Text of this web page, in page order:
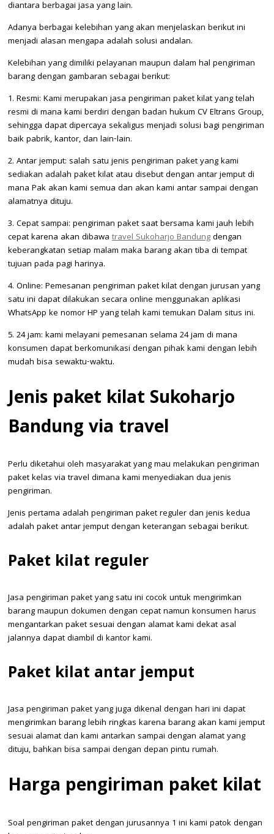
diantara berbagai jasa yang lain.
Adanya berbagai kelebihan yang akan menjelaskan berikut ini
menjadi alasan mengapa adalah solusi andalan.
Kelebihan yang dimiliki pelayanan maupun dalam hal pengiriman
barang dengan gambaran sebagai berikut:
1. Resmi: Kami merupakan jasa pengiriman paket kilat yang telah
resmi di mana kami berdiri dengan badan hukum CV Eltrans Group,
sehingga dapat dipercaya sekaligus menjadi solusi bagi pengiriman
baik pabrik, kantor, dan lain-lain.
2. Antar jemput: salah satu jenis pengiriman paket yang kami
sediakan adalah paket kilat atau disebut dengan antar jemput di
mana Pak akan kami semua dan akan kami antar sampai dengan
alamatnya dituju.
3. Cepat sampai: pengiriman paket saat bersama kami jauh lebih
cepat karena akan dibawa travel Sukoharjo Bandungdengan
keberangkatan setiap malam maka barang akan tiba di tempat
tujuan pada pagi harinya.
4. Online: Pemesanan pengiriman paket kilat dengan jurusan yang
satu ini dapat dilakukan secara online menggunakan aplikasi
WhatsApp ke nomor HP yang telah kami temukan Dalam situs ini.
5. 24 jam: kami melayani pemesanan selama 24 jam di mana
konsumen dapat berkomunikasi dengan pihak kami dengan lebih
mudah bisa sewaktu-waktu.
Jenis paket kilat Sukoharjo
Bandung via travel
Perlu diketahui oleh masyarakat yang mau melakukan pengiriman
paket kelas via travel dimana kami menyediakan dua jenis
pengiriman.
Jenis pertama adalah pengiriman paket reguler dan jenis kedua
adalah paket antar jemput dengan keterangan sebagai berikut.
Paket kilat reguler
Jasa pengiriman paket yang satu ini cocok untuk mengirimkan
barang maupun dokumen dengan cepat namun konsumen harus
mengantarkan paket sesuai dengan alamat kami dekat asal
jalannya dapat diambil di kantor kami.
Paket kilat antar jemput
Jasa pengiriman paket yang juga dikenal dengan hari ini dapat
mengirimkan barang lebih ringkas karena barang akan kami jemput
sesuai alamat dan kami antarkan sampai dengan alamat yang
dituju, bahkan bisa sampai dengan depan pintu rumah.
Harga pengiriman paket kilat
Soal pengiriman paket dengan jurusannya 1 ini kami patok dengan